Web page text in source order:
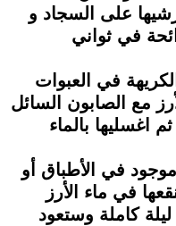
على السجاد و
في ثواني
في العبوات
مع الصابون السائل
اغسليها بالماء
في الأطباق أو
في ماء الأرز
كاملة وستعود